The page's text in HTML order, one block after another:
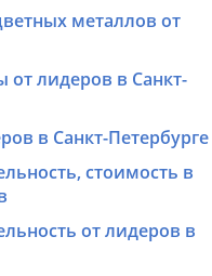
металлов от
от лидеров в Санкт-
в Санкт-Петербурге
стоимость в
от лидеров в